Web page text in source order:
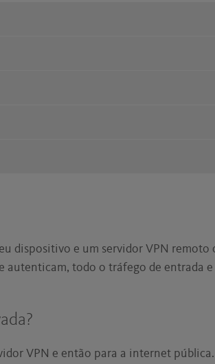
dispositivo e um servidor VPN remoto
autenticam, todo o tráfego de entrada
VPN e então para a internet